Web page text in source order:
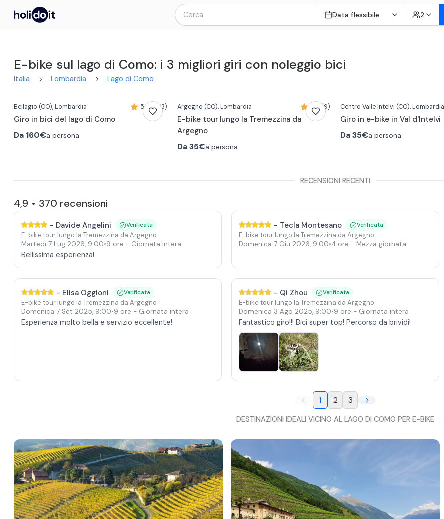
Data flessibile 2
E-bike sul lago di Como: i 3 migliori giri con noleggio bici
Italia Lombardia Lago di Como
Bellagio (CO), Lombardia 5,0 (353)
Giro in bici del lago di Como
Da 160€a persona
Argegno (CO), Lombardia 4,8 (9)
E-bike tour lungo la Tremezzina da
Argegno
Da35€a persona
Centro Valle Intelvi (CO), Lombardia
Giro in e-bike in Val d'Intelvi
Da35€a persona
RECENSIONI RECENTI
4,9 • 370 recensioni
- Davide Angelini Verificata
E-bike tour lungo la Tremezzina da Argegno
Martedì 7 Lug 2026, 9:00•9 ore - Giornata intera
Bellissima esperienza!
- Tecla Montesano Verificata
E-bike tour lungo la Tremezzina da Argegno
Domenica 7 Giu 2026, 9:00•4 ore - Mezza giornata
- Elisa Oggioni Verificata
E-bike tour lungo la Tremezzina da Argegno
Domenica 7 Set 2025, 9:00•9 ore - Giornata intera
Esperienza molto bella e servizio eccellente!
- Qi Zhou Verificata
E-bike tour lungo la Tremezzina da Argegno
Domenica 3 Ago 2025, 9:00•9 ore - Giornata intera
Fantastico giro!!! Bici super top! Percorso da brividi!
1 2 3
DESTINAZIONI IDEALI VICINO AL LAGO DI COMO PER E-BIKE